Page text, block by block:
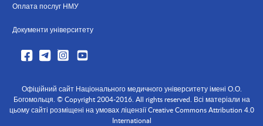
Оплата послуг НМУ
Документи університету
Офіційний сайт Національного медичного університету імені О.О.
Богомольця. © Copyright 2004-2016. All rights reserved. Всі матеріали на
цьому сайті розміщені на умовах ліцензії Creative Commons Attribution 4.0
International